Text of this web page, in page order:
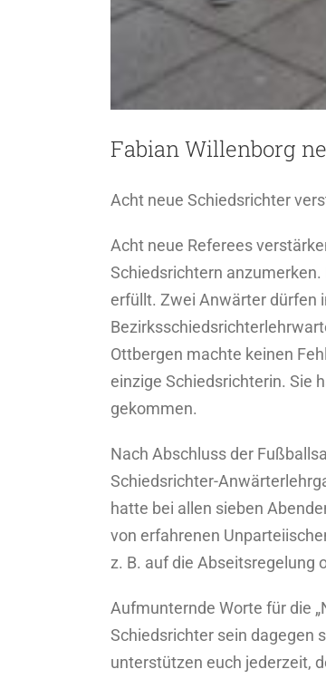
Fabian Willenborg
Acht neue Schiedsrichter
Acht neue Referees
Schiedsrichtern
erfüllt. Zwei Anwärter dürfen
Ottbergen machte keinen
einzige Schiedsrichterin. Sie
gekommen.
Nach Abschluss der
Schiedsrichter-
hatte bei allen sieben
von erfahrenen
z. B. auf die Abseitsregelung
Aufmunternde Worte für die
Schiedsrichter sein dagegen
unterstützen euch jederzeit,